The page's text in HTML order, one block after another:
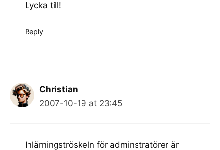
Lycka till!
Reply
Christian
2007-10-19 at 23:45
Inlärningströskeln för adminstratörer är